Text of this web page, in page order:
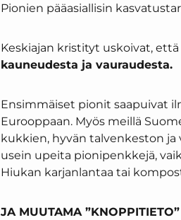
Pionien pääasiallisin
Keskiajan kristityt uskoivat,
kauneudesta ja vauraudesta.
Ensimmäiset pionit saapuivat
Eurooppaan. Myös meillä
kukkien, hyvän talvenkeston
usein upeita pionipenkkejä,
Hiukan karjanlantaa tai
JA MUUTAMA ”KNOPPITIETO”